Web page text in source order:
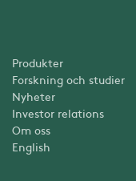
Produkter
Forskning och studier
Nyheter
Investor relations
Om oss
English